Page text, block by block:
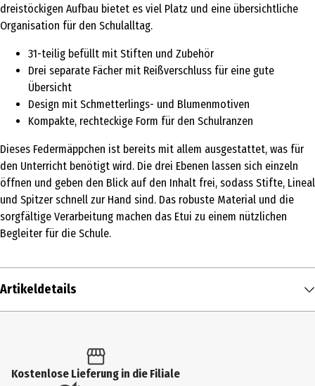
dreistöckigen Aufbau bietet es viel Platz und eine übersichtliche
Organisation für den Schulalltag.
31-teilig befüllt mit Stiften und Zubehör
Drei separate Fächer mit Reißverschluss für eine gute
Übersicht
Design mit Schmetterlings- und Blumenmotiven
Kompakte, rechteckige Form für den Schulranzen
Dieses Federmäppchen ist bereits mit allem ausgestattet, was für
den Unterricht benötigt wird. Die drei Ebenen lassen sich einzeln
öffnen und geben den Blick auf den Inhalt frei, sodass Stifte, Lineal
und Spitzer schnell zur Hand sind. Das robuste Material und die
sorgfältige Verarbeitung machen das Etui zu einem nützlichen
Begleiter für die Schule.
Artikeldetails
Produkttyp
Kostenlose Lieferung in die Filiale